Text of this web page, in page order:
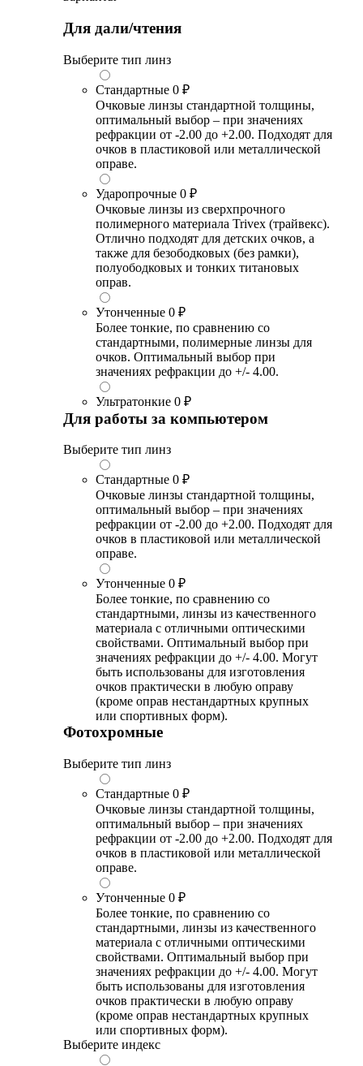
Для дали/чтения
Выберите тип линз
Стандартные 0 ₽
Очковые линзы стандартной толщины,
оптимальный выбор – при значениях
рефракции от -2.00 до +2.00. Подходят для
очков в пластиковой или металлической
оправе.
Ударопрочные 0 ₽
Очковые линзы из сверхпрочного
полимерного материала Trivex (трайвекс).
Отлично подходят для детских очков, а
также для безободковых (без рамки),
полуободковых и тонких титановых
оправ.
Утонченные 0 ₽
Более тонкие, по сравнению со
стандартными, полимерные линзы для
очков. Оптимальный выбор при
значениях рефракции до +/- 4.00.
Ультратонкие 0 ₽
Для работы за компьютером
Выберите тип линз
Стандартные 0 ₽
Очковые линзы стандартной толщины,
оптимальный выбор – при значениях
рефракции от -2.00 до +2.00. Подходят для
очков в пластиковой или металлической
оправе.
Утонченные 0 ₽
Более тонкие, по сравнению со
стандартными, линзы из качественного
материала с отличными оптическими
свойствами. Оптимальный выбор при
значениях рефракции до +/- 4.00. Могут
быть использованы для изготовления
очков практически в любую оправу
(кроме оправ нестандартных крупных
или спортивных форм).
Фотохромные
Выберите тип линз
Стандартные 0 ₽
Очковые линзы стандартной толщины,
оптимальный выбор – при значениях
рефракции от -2.00 до +2.00. Подходят для
очков в пластиковой или металлической
оправе.
Утонченные 0 ₽
Более тонкие, по сравнению со
стандартными, линзы из качественного
материала с отличными оптическими
свойствами. Оптимальный выбор при
значениях рефракции до +/- 4.00. Могут
быть использованы для изготовления
очков практически в любую оправу
(кроме оправ нестандартных крупных
или спортивных форм).
Выберите индекс